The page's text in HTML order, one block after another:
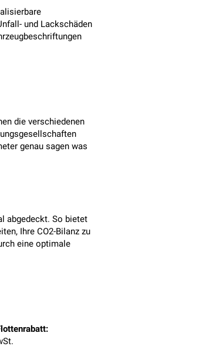
und Lackschäden
die verschiedenen
genau sagen was
abgedeckt. So bietet
Ihre CO2-Bilanz zu
eine optimale